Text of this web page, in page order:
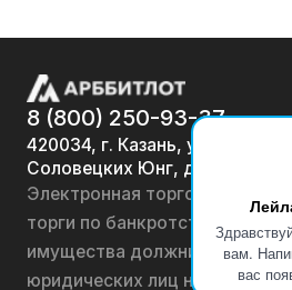
вам.
вас
8 (800) 250-93-37
420034, г. Казань, ул.
Соловецких Юнг, д. 7
Электронная торговая
торги по банкротству, лоты
имущества должников
юридических лиц на онлайн-